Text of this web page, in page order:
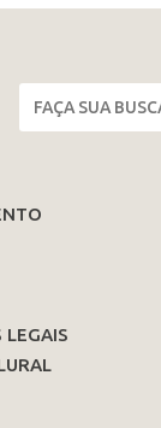
LEGAIS